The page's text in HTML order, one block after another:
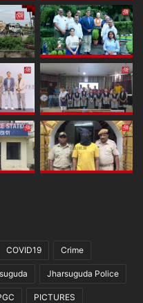
COVID19 Crime
Jharsuguda Police
PICTURES